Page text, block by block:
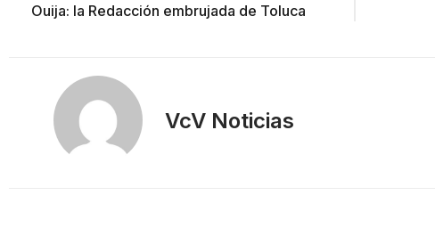
Ouija: la Redacción embrujada de Toluca
VcV Noticias